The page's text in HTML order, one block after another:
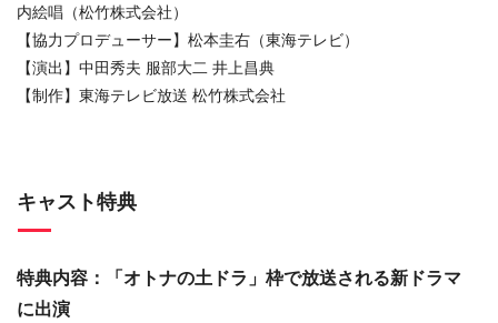
内絵唱（松竹株式会社）
【協力プロデューサー】松本圭右（東海テレビ）
【演出】中田秀夫 服部大二 井上昌典
【制作】東海テレビ放送 松竹株式会社
キャスト特典
特典内容：「オトナの土ドラ」枠で放送される新ドラマ
に出演